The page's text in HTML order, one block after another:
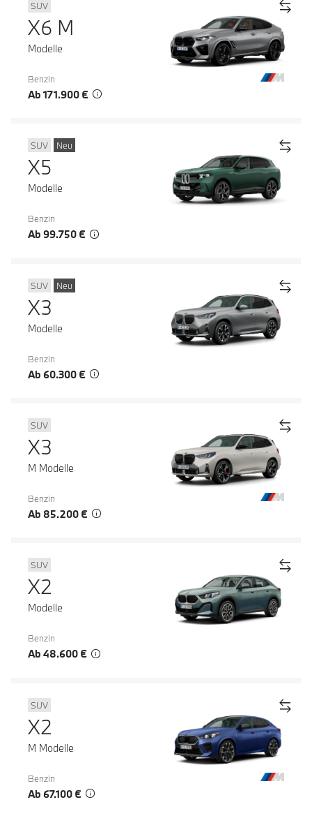
SUV
X6 M
Modelle
Benzin
Ab 171.900 €
SUV Neu
X5
Modelle
Benzin
Ab 99.750 €
SUV Neu
X3
Modelle
Benzin
Ab 60.300 €
SUV
X3
M Modelle
Benzin
Ab 85.200 €
SUV
X2
Modelle
Benzin
Ab 48.600 €
SUV
X2
M Modelle
Benzin
Ab 67.100 €